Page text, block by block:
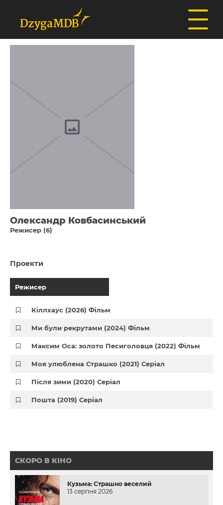
Олександр Ковбасинський
Режисер (6)
Проекти
Режисер
Кіллхаус (2026) Фільм
Ми були рекрутами (2024) Фільм
Максим Оса: золото Песиголовця (2022) Фільм
Моя улюблена Страшко (2021) Серіал
Після зими (2020) Серіал
Пошта (2019) Серіал
СКОРО В КІНО
Кузьма: Страшно веселий
13 серпня 2026